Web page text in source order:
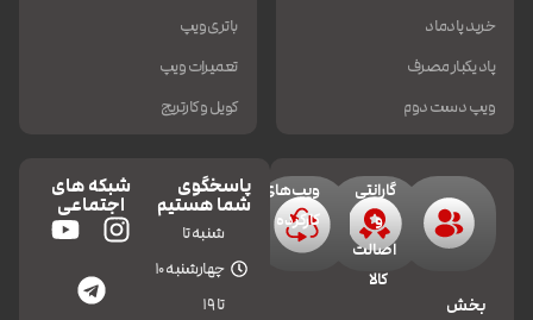
خرید پادماد
پاد یکبار مصرف
ویپ دست دوم
باتری ویپ
تعمیرات ویپ
کویل و کارتریج
بخش
گارانتی
و
اصالت
کالا
ویپ‌های
کارکرده
پاسخگوی
شما هستیم
شنبه تا
چهارشنبه 10
تا 19
شبکه های
اجتماعی